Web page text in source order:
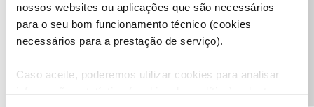
nossos websites ou aplicações que são necessários
para o seu bom funcionamento técnico (cookies
necessários para a prestação de serviço).
Caso aceite, poderemos utilizar cookies para analisar
Olá@Tiago Alvese @Guimas,
@Tiago Alves respondeu à sua questão.
Obrigada